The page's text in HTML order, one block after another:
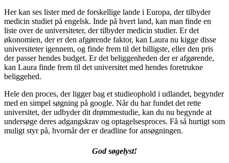
Her kan ses lister med de forskellige lande i Europa, der tilbyder
medicin studiet på engelsk. Inde på hvert land, kan man finde en
liste over de universiteter, der tilbyder medicin studier. Er det
økonomien, der er den afgørende faktor, kan Laura nu kigge disse
universiteter igennem, og finde frem til det billigste, eller den pris
der passer hendes budget. Er det beliggenheden der er afgørende,
kan Laura finde frem til det universitet med hendes foretrukne
beliggehed.
Hele den proces, der ligger bag et studieophold i udlandet, begynder
med en simpel søgning på google. Når du har fundet det rette
universitet, der udbyder dit drømmestudie, kan du nu begynde at
undersøge deres adgangskrav og optagelsesproces. Få så hurtigt som
muligt styr på, hvornår der er deadline for ansøgningen.
God søgelyst!